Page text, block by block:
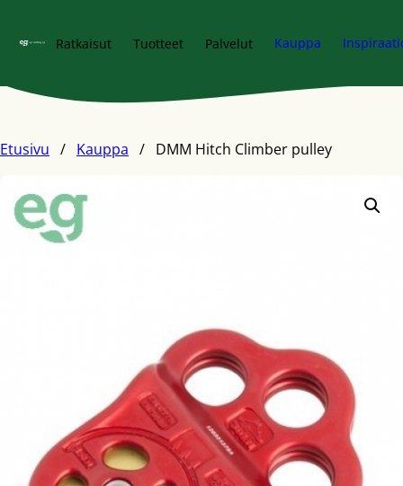
Ratkaisut Tuotteet Palvelut Kauppa
Etusivu / Kauppa / DMM Hitch Climber pulley